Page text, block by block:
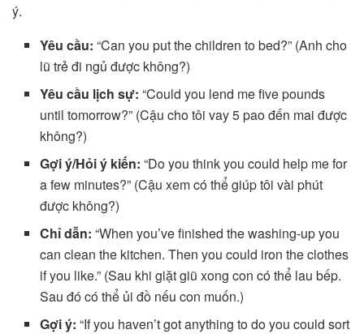
ý.
Yêu cầu: “Can you put the children to bed?” (Anh cho
lũ trẻ đi ngủ được không?)
Yêu cầu lịch sự: “Could you lend me five pounds
until tomorrow?” (Cậu cho tôi vay 5 pao đến mai được
không?)
Gợi ý/Hỏi ý kiến: “Do you think you could help me for
a few minutes?” (Cậu xem có thể giúp tôi vài phút
được không?)
Chỉ dẫn: “When you’ve finished the washing-up you
can clean the kitchen. Then you could iron the clothes
if you like.” (Sau khi giặt giũ xong con có thể lau bếp.
Sau đó có thể ủi đồ nếu con muốn.)
Gợi ý: “If you haven’t got anything to do you could sort